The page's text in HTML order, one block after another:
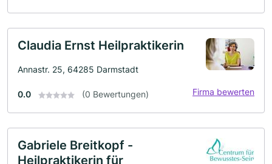
Claudia Ernst Heilpraktikerin
Annastr. 25, 64285 Darmstadt
0.0 (0 Bewertungen) Firma bewerten
Gabriele Breitkopf -
Heilpraktikerin für